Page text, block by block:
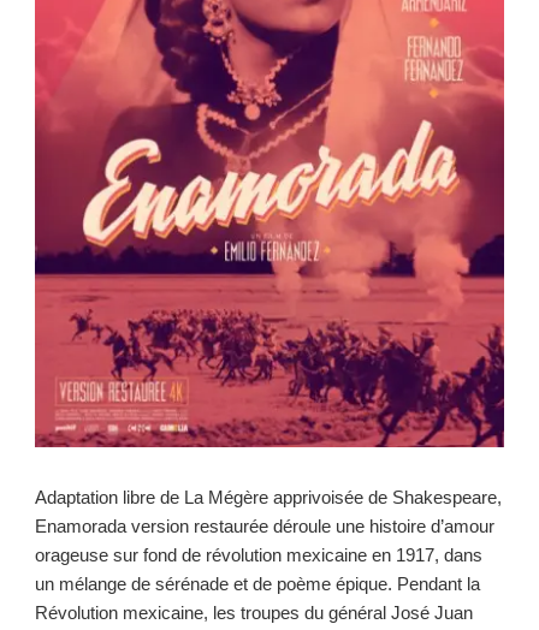
Adaptation libre de La Mégère apprivoisée de Shakespeare,
Enamorada version restaurée déroule une histoire d’amour
orageuse sur fond de révolution mexicaine en 1917, dans
un mélange de sérénade et de poème épique. Pendant la
Révolution mexicaine, les troupes du général José Juan